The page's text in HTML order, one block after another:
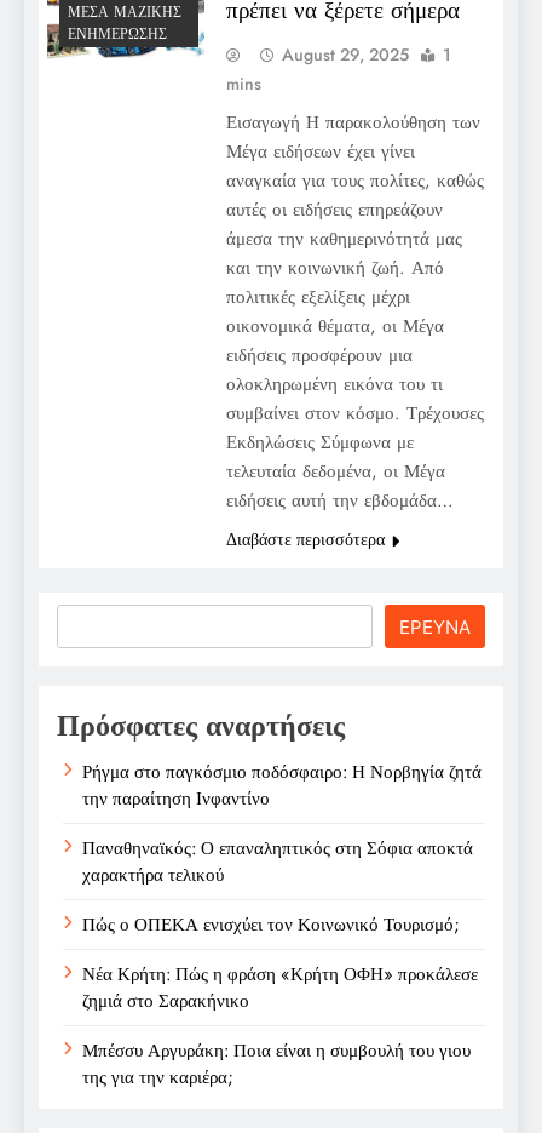
ΜΈΣΑ ΜΑΖΙΚΉΣ
ΕΝΗΜΈΡΩΣΗΣ
πρέπει να ξέρετε σήμερα
August 29, 2025
1
mins
Εισαγωγή Η παρακολούθηση των
Μέγα ειδήσεων έχει γίνει
αναγκαία για τους πολίτες, καθώς
αυτές οι ειδήσεις επηρεάζουν
άμεσα την καθημερινότητά μας
και την κοινωνική ζωή. Από
πολιτικές εξελίξεις μέχρι
οικονομικά θέματα, οι Μέγα
ειδήσεις προσφέρουν μια
ολοκληρωμένη εικόνα του τι
συμβαίνει στον κόσμο. Τρέχουσες
Εκδηλώσεις Σύμφωνα με
τελευταία δεδομένα, οι Μέγα
ειδήσεις αυτή την εβδομάδα…
Διαβάστε περισσότερα
ΕΡΕΥΝΑ
Πρόσφατες αναρτήσεις
Ρήγμα στο παγκόσμιο ποδόσφαιρο: Η Νορβηγία ζητά
την παραίτηση Ινφαντίνο
Παναθηναϊκός: Ο επαναληπτικός στη Σόφια αποκτά
χαρακτήρα τελικού
Πώς ο ΟΠΕΚΑ ενισχύει τον Κοινωνικό Τουρισμό;
Νέα Κρήτη: Πώς η φράση «Κρήτη ΟΦΗ» προκάλεσε
ζημιά στο Σαρακήνικο
Μπέσσυ Αργυράκη: Ποια είναι η συμβουλή του γιου
της για την καριέρα;